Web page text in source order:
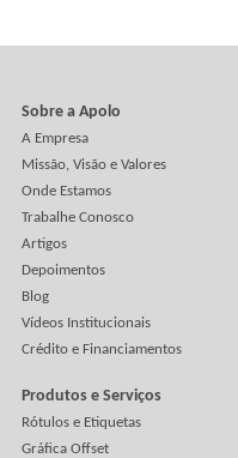
Tem embalagem que
protege uma enorme
cresce, o produto
praticamente um serviço
unidades por viagem, o
espaço e o descarte
Veja Mais